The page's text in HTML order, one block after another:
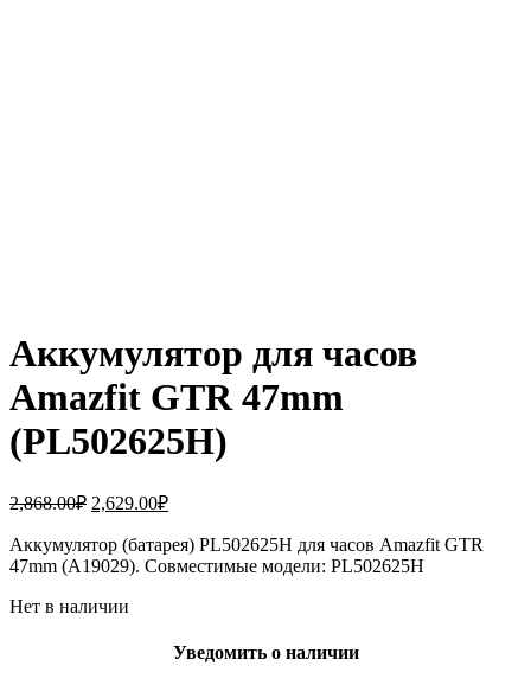
Аккумулятор для часов
Amazfit GTR 47mm
(PL502625H)
2,868.00₽ Первоначальная
составляла
2,868.00₽.
2,629.00₽Текущая
2,629.00₽.
Аккумулятор (батарея) PL502625H для часов Amazfit GTR
47mm (A19029). Совместимые модели: PL502625H
Нет в наличии
Уведомить о наличии